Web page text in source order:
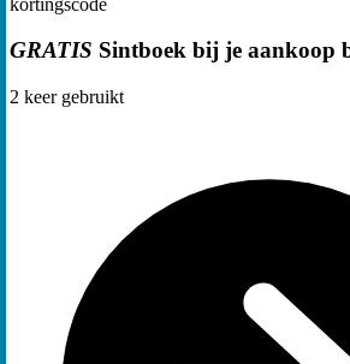
GRATIS Sintboek bij je aankoop
2 keer gebruikt